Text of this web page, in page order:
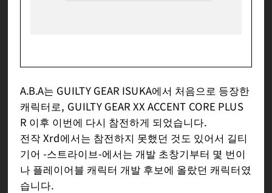
파라켈스 (CV: 박상훈)
A.B.A의 무기이자 A.B.A의 남편.
A.B.A는 GUILTY GEAR ISUKA에서 처음으로 등장한
캐릭터로, GUILTY GEAR XX ACCENT CORE PLUS
R 이후 이번에 다시 참전하게 되었습니다.
전작 Xrd에서는 참전하지 못했던 것도 있어서 길티
기어 -스트라이브-에서는 개발 초창기부터 몇 번이
나 플레이어블 캐릭터 개발 후보에 올랐던 캐릭터였
습니다.